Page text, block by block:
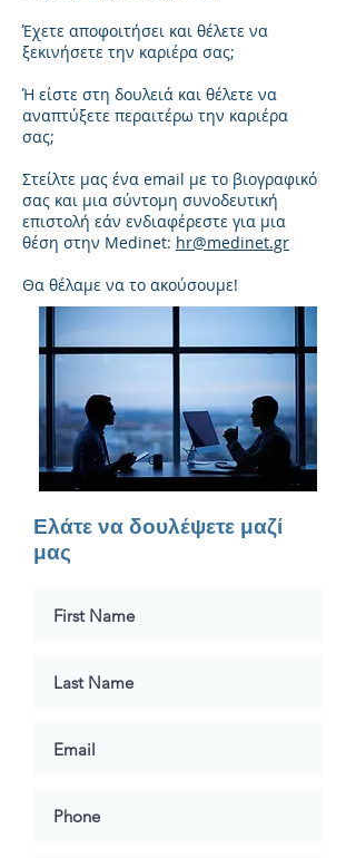
Έχετε αποφοιτήσει και θέλετε να
ξεκινήσετε την καριέρα σας;
Ή είστε στη δουλειά και θέλετε να
αναπτύξετε περαιτέρω την καριέρα
σας;
Στείλτε μας ένα email με το βιογραφικό
σας και μια σύντομη συνοδευτική
επιστολή εάν ενδιαφέρεστε για μια
θέση στην Medinet: hr@medinet.gr
Θα θέλαμε να το ακούσουμε!
Ελάτε να δουλέψετε μαζί
μας